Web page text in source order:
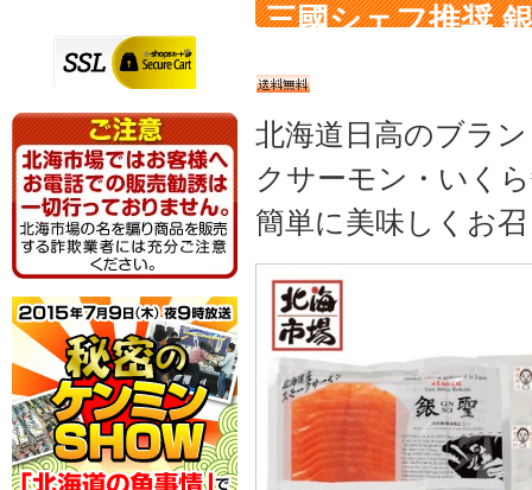
三國シェフ推奨
北海道日高のブラ
クサーモン・いく
簡単に美味しくお